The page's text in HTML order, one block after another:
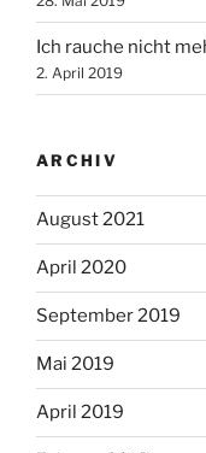
Ich rauche nicht
2. April 2019
ARCHIV
August 2021
April 2020
September 2019
Mai 2019
April 2019